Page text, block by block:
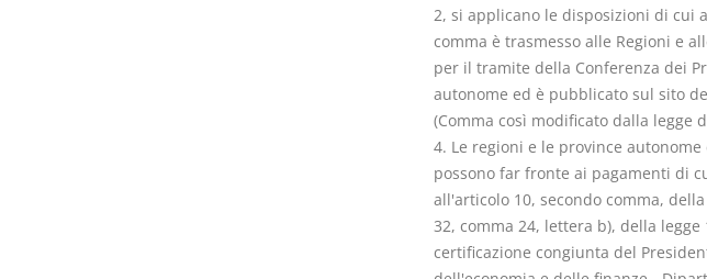
2, si applicano le disposizioni di cui
comma è trasmesso alle Regioni e
per il tramite della Conferenza dei
autonome ed è pubblicato sul sito
(Comma così modificato dalla legge
4. Le regioni e le province
possono far fronte ai pagamenti di
all'articolo 10, secondo comma,
32, comma 24, lettera b), della
certificazione congiunta del